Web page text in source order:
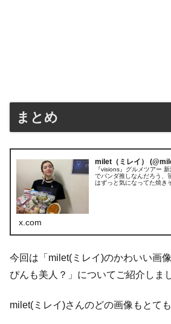
まとめ
milet（ミレイ）
『visions』グルメツアー
でパンダ推しなんだろう、
はずっと気になってた焼き
x.com
今回は「milet(ミレイ)のかわいい画
ぴんも美人？」についてご紹介しま
milet(ミレイ)さんのどの画像もとて